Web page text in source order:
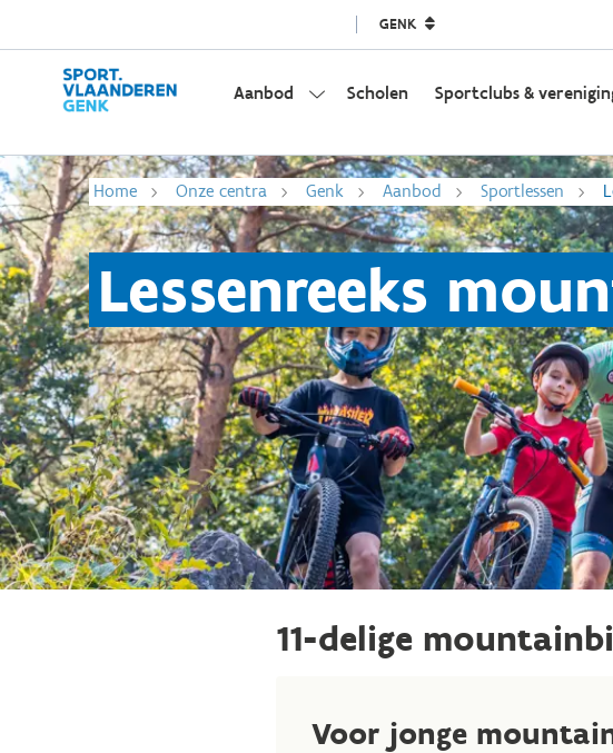
GENK
Aanbod Scholen Sportclubs &
Home Onze centra Genk Aanbod Sportlessen
Lessenreeks
11-delige
Voor jonge